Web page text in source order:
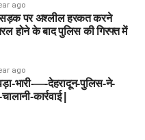
ago
सड़क पर अश्लील हरकत करने
होने के बाद पुलिस की गिरफ्त में
ago
भारी-—-देहरादून-पुलिस-ने-
कार्रवाई |